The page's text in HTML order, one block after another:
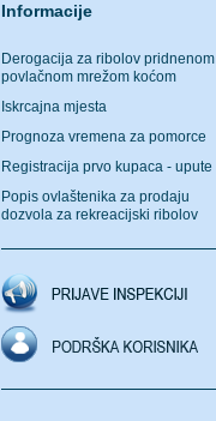
Informacije
Derogacija za ribolov pridnenom
povlačnom mrežom koćom
Iskrcajna mjesta
Prognoza vremena za pomorce
Registracija prvo kupaca - upute
Popis ovlaštenika za prodaju
dozvola za rekreacijski ribolov